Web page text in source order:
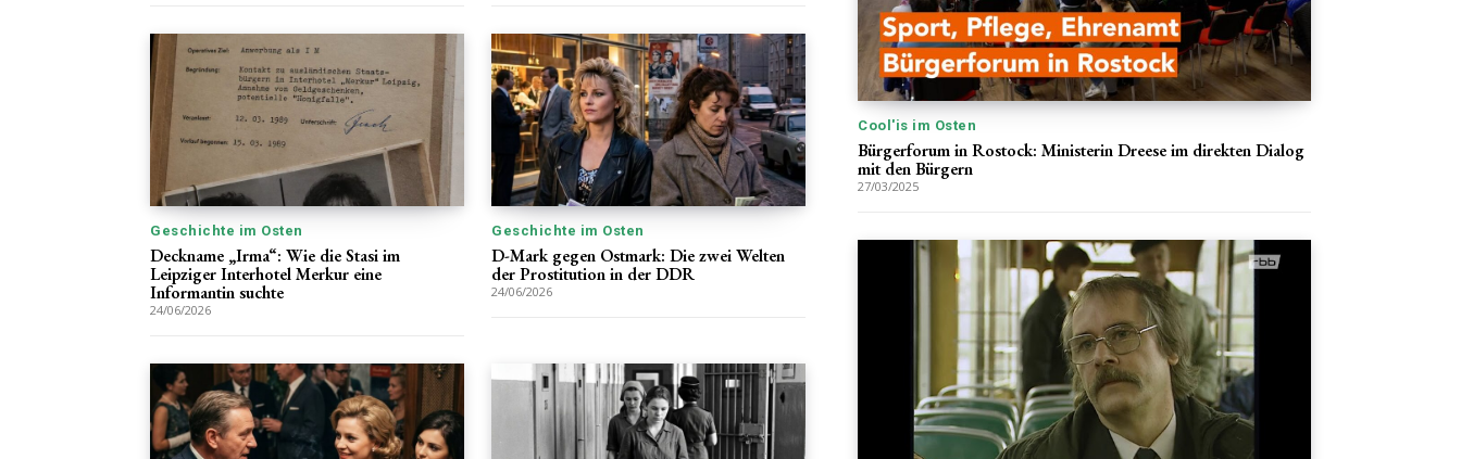
Geschichte im Osten
Deckname „Irma“: Wie die Stasi im
Leipziger Interhotel Merkur eine
Informantin suchte
24/06/2026
Geschichte im Osten
D-Mark gegen Ostmark: Die zwei Welten
der Prostitution in der DDR
24/06/2026
Cool'is im Osten
Bürgerforum in Rostock: Ministerin Dreese im direkten Dialog
mit den Bürgern
27/03/2025